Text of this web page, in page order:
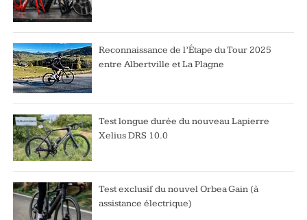
Reconnaissance de l’Étape du Tour 2025
entre Albertville et La Plagne
Test longue durée du nouveau Lapierre
Xelius DRS 10.0
Test exclusif du nouvel Orbea Gain (à
assistance électrique)